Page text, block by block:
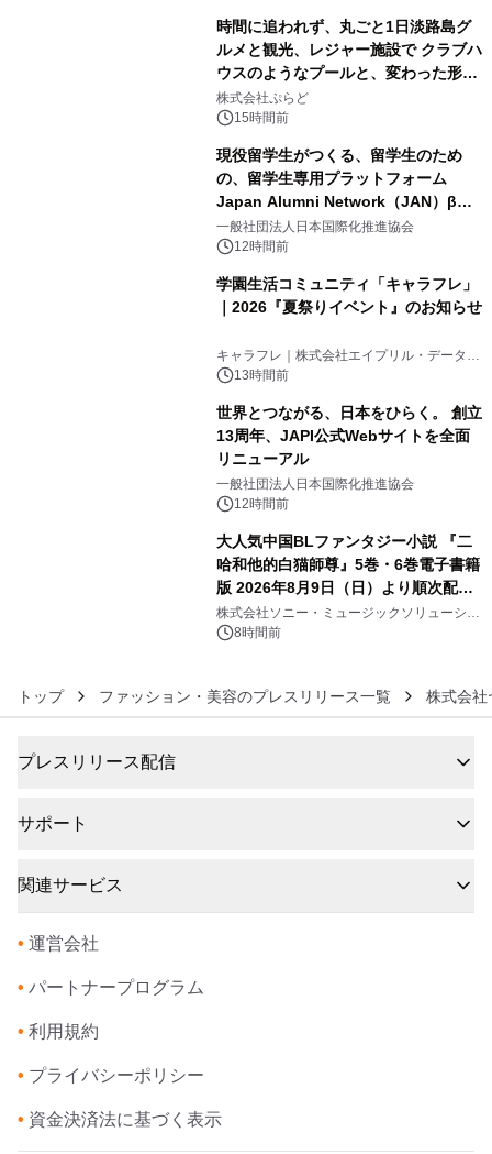
時間に追われず、丸ごと1日淡路島グ
ルメと観光、レジャー施設で クラブハ
ウスのようなプールと、変わった形の
サウナも 「THE BOXY AWAJI」のお
得な素泊まり連泊プランで
株式会社ぷらど
15時間前
現役留学生がつくる、留学生のため
の、留学生専用プラットフォーム
Japan Alumni Network（JAN）β版
をリリース
一般社団法人日本国際化推進協会
12時間前
学園生活コミュニティ「キャラフレ」
｜2026『夏祭りイベント』のお知らせ
キャラフレ｜株式会社エイプリル・データ・
デザインズ
13時間前
世界とつながる、日本をひらく。 創立
13周年、JAPI公式Webサイトを全面
リニューアル
一般社団法人日本国際化推進協会
12時間前
大人気中国BLファンタジー小説 『二
哈和他的白猫師尊』5巻・6巻電子書籍
版 2026年8月9日（日）より順次配信
開始
株式会社ソニー・ミュージックソリューショ
ンズ8時間前
トップ ファッション・美容のプレスリリース一覧 株式会社
プレスリリース配信
サポート
関連サービス
• 運営会社
• パートナープログラム
• 利用規約
• プライバシーポリシー
• 資金決済法に基づく表示